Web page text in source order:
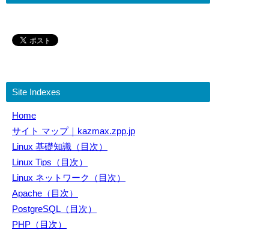
Site Indexes
Home
サイト マップ｜kazmax.zpp.jp
Linux 基礎知識（目次）
Linux Tips（目次）
Linux ネットワーク（目次）
Apache（目次）
PostgreSQL（目次）
PHP（目次）